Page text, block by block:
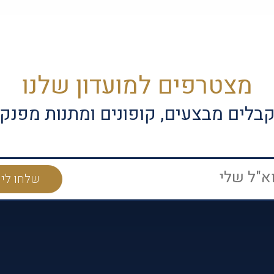
מצטרפים למועדון שלנו
מבצעים, קופונים ומתנות